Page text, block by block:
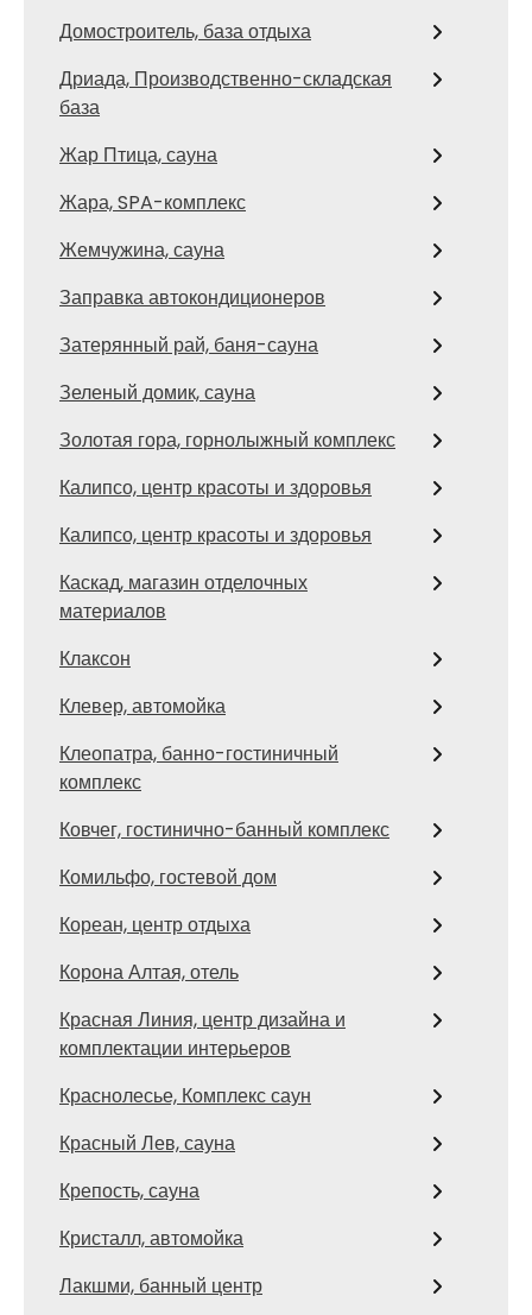
Домостроитель, база отдыха
Дриада, Производственно-складская
база
Жар Птица, сауна
Жара, SPA-комплекс
Жемчужина, сауна
Заправка автокондиционеров
Затерянный рай, баня-сауна
Зеленый домик, сауна
Золотая гора, горнолыжный комплекс
Калипсо, центр красоты и здоровья
Калипсо, центр красоты и здоровья
Каскад, магазин отделочных
материалов
Клаксон
Клевер, автомойка
Клеопатра, банно-гостиничный
комплекс
Ковчег, гостинично-банный комплекс
Комильфо, гостевой дом
Кореан, центр отдыха
Корона Алтая, отель
Красная Линия, центр дизайна и
комплектации интерьеров
Краснолесье, Комплекс саун
Красный Лев, сауна
Крепость, сауна
Кристалл, автомойка
Лакшми, банный центр